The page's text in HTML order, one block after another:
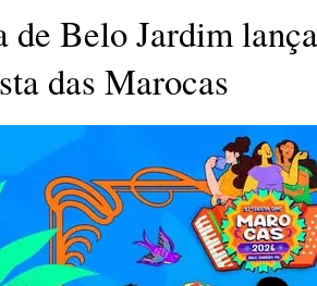
de Belo Jardim
das Marocas